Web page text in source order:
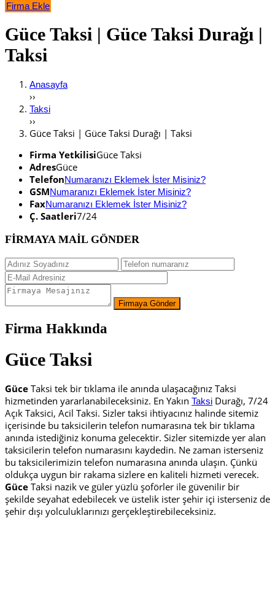
Firma Ekle
Güce Taksi | Güce Taksi Durağı |
Taksi
Anasayfa
››
Taksi
››
Güce Taksi | Güce Taksi Durağı | Taksi
Firma YetkilisiGüce Taksi
AdresGüce
TelefonNumaranızı Eklemek İster Misiniz?
GSMNumaranızı Eklemek İster Misiniz?
FaxNumaranızı Eklemek İster Misiniz?
Ç. Saatleri7/24
FİRMAYA MAİL GÖNDER
Firma Hakkında
Güce Taksi
Güce Taksi tek bir tıklama ile anında ulaşacağınız Taksi
hizmetinden yararlanabileceksiniz. En Yakın Taksi Durağı, 7/24
Açık Taksici, Acil Taksi. Sizler taksi ihtiyacınız halinde sitemiz
içerisinde bu taksicilerin telefon numarasına tek bir tıklama
anında istediğiniz konuma gelecektir. Sizler sitemizde yer alan
taksicilerin telefon numarasını kaydedin. Ne zaman isterseniz
bu taksicilerimizin telefon numarasına anında ulaşın. Çünkü
oldukça uygun bir rakama sizlere en kaliteli hizmeti verecek.
Güce Taksi nazik ve güler yüzlü şoförler ile güvenilir bir
şekilde seyahat edebilecek ve üstelik ister şehir içi isterseniz de
şehir dışı yolculuklarınızı gerçekleştirebileceksiniz.